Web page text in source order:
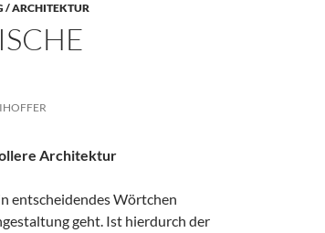
/ ARCHITEKTUR
Architektur
entscheidendes Wörtchen
geht. Ist hierdurch der